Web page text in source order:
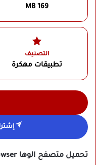
169 MB
التصنيف
تطبيقات مهكرة
تحميل متصفح الوها Aloha Browser مهكر